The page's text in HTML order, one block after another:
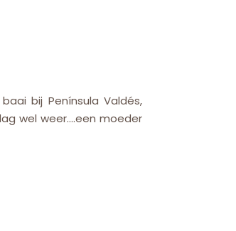
bij Península Valdés,
wel weer….een moeder